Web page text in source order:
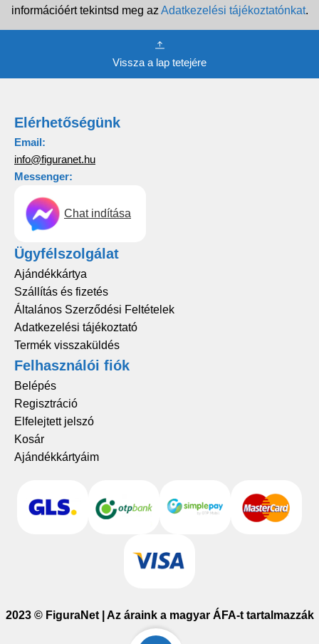
információért tekintsd meg az Adatkezelési tájékoztatónkat.
Vissza a lap tetejére
Elérhetőségünk
Email:
info@figuranet.hu
Messenger:
Chat indítása
Ügyfélszolgálat
Ajándékkártya
Szállítás és fizetés
Általános Szerződési Feltételek
Adatkezelési tájékoztató
Termék visszaküldés
Felhasználói fiók
Belépés
Regisztráció
Elfelejtett jelszó
Kosár
Ajándékkártyáim
2023 © FiguraNet | Az áraink a magyar ÁFA-t tartalmazzák